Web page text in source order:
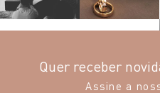
Quer receber
Assine a